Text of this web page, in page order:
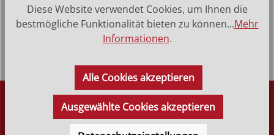
Bauernhof zur Dekoration des Heuboden, Heukarren,
FutterkrippeFüllmenge:… Mehr
DÜRR KRIPPEN
SEIT 1977
Diese Website verwendet Cookies, um Ihnen die
bestmögliche Funktionalität bieten zu können...Mehr
Informationen.
Alle Cookies akzeptieren
Ausgewählte Cookies akzeptieren